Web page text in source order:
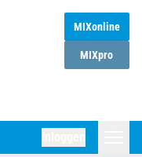
MIXonline
MIXpro